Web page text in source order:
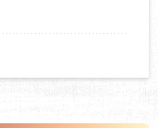
MARIÉE AU QATAR